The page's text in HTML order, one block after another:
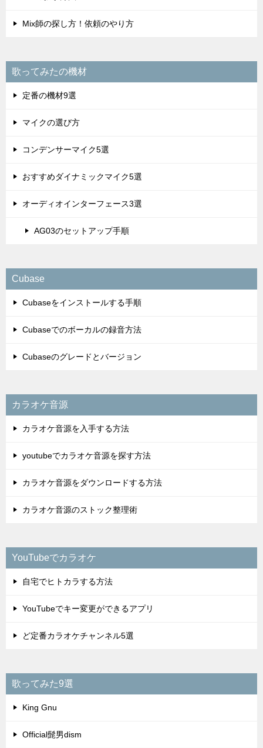
Mix師の探し方！依頼のやり方
歌ってみたの機材
定番の機材9選
マイクの選び方
コンデンサーマイク5選
おすすめダイナミックマイク5選
オーディオインターフェース3選
AG03のセットアップ手順
Cubase
Cubaseをインストールする手順
Cubaseでのボーカルの録音方法
Cubaseのグレードとバージョン
カラオケ音源
カラオケ音源を入手する方法
youtubeでカラオケ音源を探す方法
カラオケ音源をダウンロードする方法
カラオケ音源のストック整理術
YouTubeでカラオケ
自宅でヒトカラする方法
YouTubeでキー変更ができるアプリ
ど定番カラオケチャンネル5選
歌ってみた9選
King Gnu
Official髭男dism